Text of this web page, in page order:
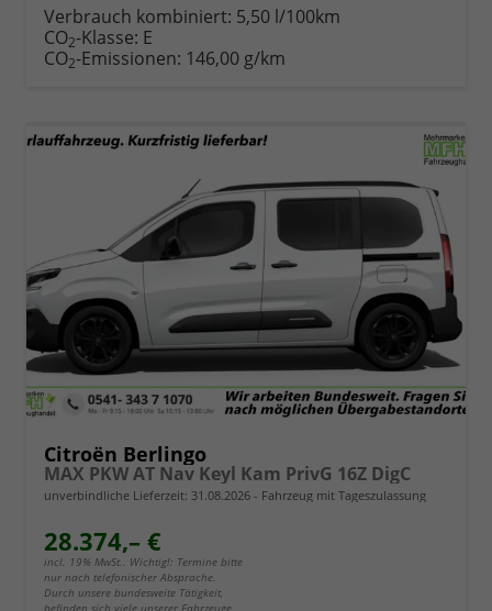
Verbrauch kombiniert: 5,50 l/100km
CO2-Klasse: E
CO2-Emissionen: 146,00 g/km
Citroën Berlingo
MAX PKW AT Nav Keyl Kam PrivG 16Z DigC
unverbindliche Lieferzeit: 31.08.2026 Fahrzeug mit Tageszulassung
28.374,– €
incl. 19% MwSt.. Wichtig!: Termine bitte
nur nach telefonischer Absprache.
Durch unsere bundesweite Tätigkeit,
befinden sich viele unserer Fahrzeuge